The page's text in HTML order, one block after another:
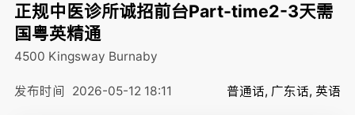
正规中医诊所诚招前台Part-time2-3天需
国粤英精通
4500 Kingsway Burnaby
发布时间 2026-05-12 18:11 普通话, 广东话, 英语